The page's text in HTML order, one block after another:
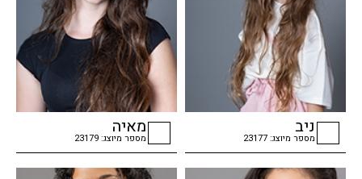
checkbox
ניב
מספר מיוצג: 23177
checkbox
מאיה
מספר מיוצג: 23179